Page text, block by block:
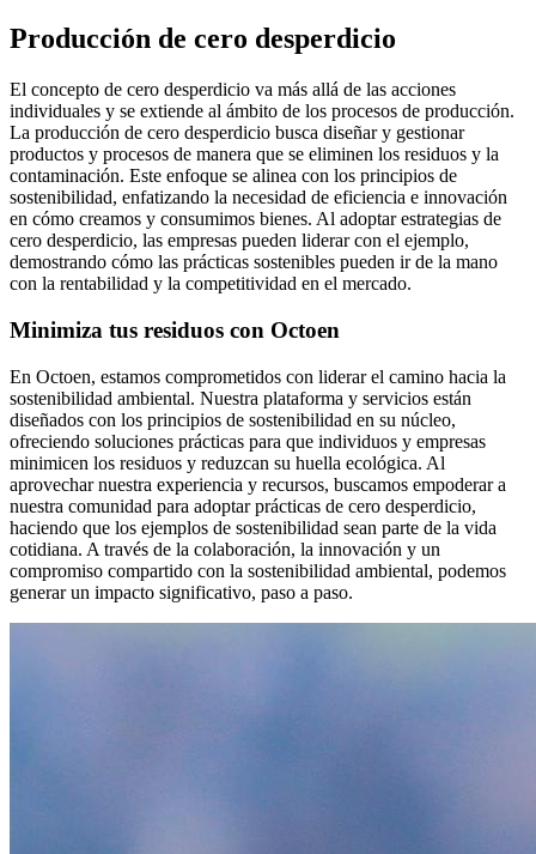
Producción de cero desperdicio
El concepto de cero desperdicio va más allá de las acciones
individuales y se extiende al ámbito de los procesos de producción.
La producción de cero desperdicio busca diseñar y gestionar
productos y procesos de manera que se eliminen los residuos y la
contaminación. Este enfoque se alinea con los principios de
sostenibilidad, enfatizando la necesidad de eficiencia e innovación
en cómo creamos y consumimos bienes. Al adoptar estrategias de
cero desperdicio, las empresas pueden liderar con el ejemplo,
demostrando cómo las prácticas sostenibles pueden ir de la mano
con la rentabilidad y la competitividad en el mercado.
Minimiza tus residuos con Octoen
En Octoen, estamos comprometidos con liderar el camino hacia la
sostenibilidad ambiental. Nuestra plataforma y servicios están
diseñados con los principios de sostenibilidad en su núcleo,
ofreciendo soluciones prácticas para que individuos y empresas
minimicen los residuos y reduzcan su huella ecológica. Al
aprovechar nuestra experiencia y recursos, buscamos empoderar a
nuestra comunidad para adoptar prácticas de cero desperdicio,
haciendo que los ejemplos de sostenibilidad sean parte de la vida
cotidiana. A través de la colaboración, la innovación y un
compromiso compartido con la sostenibilidad ambiental, podemos
generar un impacto significativo, paso a paso.